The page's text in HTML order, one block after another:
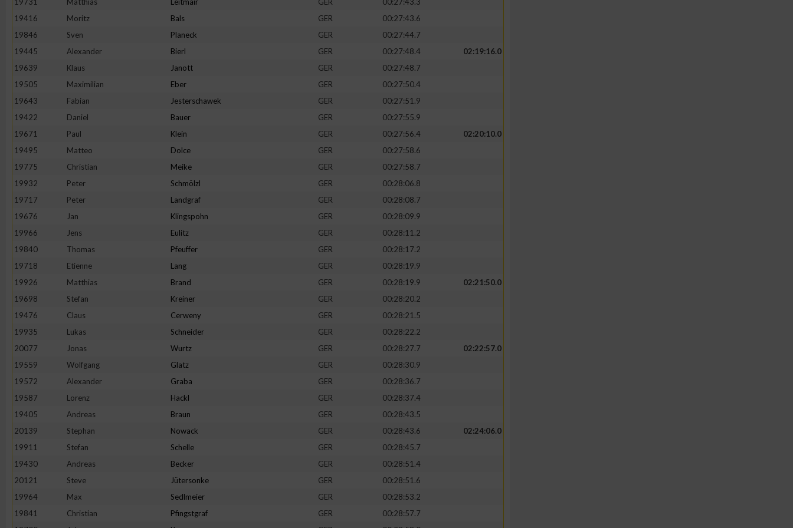
19416
Moritz Bals GER
00:27:43.6
19846
Sven Planeck GER
00:27:44.7
19445
Alexander Bierl GER 00:27:48.4
02:19:16.0
19639
Klaus Janott GER
00:27:48.7
19505
Maximilian Eber GER
00:27:50.4
19643
Fabian Jesterschawek GER
00:27:51.9
19422
Daniel Bauer GER
00:27:55.9
19671
Paul Klein GER 00:27:56.4
02:20:10.0
19495
Matteo Dolce GER
00:27:58.6
19775
Christian Meike GER
00:27:58.7
19932
Peter Schmölzl GER
00:28:06.8
19717
Peter Landgraf GER
00:28:08.7
19676
Jan Klingspohn GER
00:28:09.9
19966
Jens Eulitz GER
00:28:11.2
19840
Thomas Pfeuffer GER
00:28:17.2
19718
Etienne Lang GER
00:28:19.9
19926
Matthias Brand GER 00:28:19.9
02:21:50.0
19698
Stefan Kreiner GER
00:28:20.2
19476
Claus Cerweny GER
00:28:21.5
19935
Lukas Schneider GER
00:28:22.2
20077
Jonas Wurtz GER 00:28:27.7
02:22:57.0
19559
Wolfgang Glatz GER
00:28:30.9
19572
Alexander Graba GER
00:28:36.7
19587
Lorenz Hackl GER
00:28:37.4
19405
Andreas Braun GER
00:28:43.5
20139
Stephan Nowack GER 00:28:43.6
02:24:06.0
19911
Stefan Schelle GER
00:28:45.7
19430
Andreas Becker GER
00:28:51.4
20121
Steve Jütersonke GER
00:28:51.6
19964
Max Sedlmeier GER
00:28:53.2
19841
Christian Pfingstgraf GER
00:28:57.7
Erstellung von Profilen zur Personalisierung von Inhalten
Messung der Werbeleistung
Messung der Performance von Inhalten
Analyse von Zielgruppen durch Statistiken oder Kombinationen von Daten aus
Entwicklung und Verbesserung der Angebote
IAB-Besonderheiten:
Geräte anhand von aktiv angeforderten Informationen identifizieren
Nicht-IAB-Verarbeitungszwecke:
Notwendig
Performance
Funktional